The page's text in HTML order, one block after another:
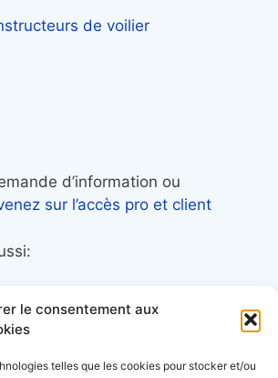
le consentement aux
telles que les cookies pour stocker et/ou
de voilier
d’information ou
sur l’accès pro et client
nautique